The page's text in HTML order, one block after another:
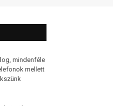
mindenféle
mellett